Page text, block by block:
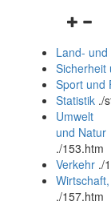
und
Land-
Sicherheit
Sport und
Statistik ./
Umwelt
und Natur
./153.htm
Verkehr ./
./157.htm